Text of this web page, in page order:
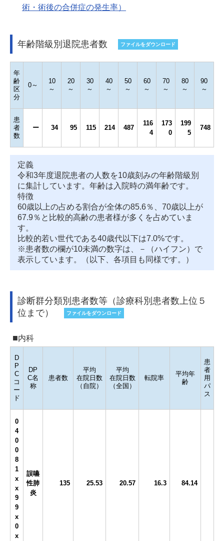
術・術後の合併症の発生率）
年齢階級別退院患者数 ファイルをダウンロード
年
齢
区
分
0～
10
～
20
～
30
～
40
～
50
～
60
～
70
～
80
～
90
～
患
者
数
ー 34 95 115 214 487
116
4
173
0
199
5
748
定義
令和3年度退院患者の人数を10歳刻みの年齢階級別
に集計しています。年齢は入院時の満年齢です。
特徴
60歳以上の占める割合が全体の85.6％、70歳以上が
67.9％と比較的高齢の患者様が多くを占めていま
す。
比較的若い世代である40歳代以下は7.0%です。
※患者数の欄が10未満の数字は、－（ハイフン）で
表示しています。（以下、各項目も同様です。）
診断群分類別患者数等（診療科別患者数上位５
位まで）
ファイルをダウンロード
内科
D
P
C
コ
ー
ド
DP
C名
称
患者数
平均
在院日数
（自院）
平均
在院日数
（全国）
転院率
平均年
齢
患
者
用
パ
ス
0
4
0
0
8
1
x
x
9
9
x
0
x
誤嚥
性肺
炎
135 25.53 20.57 16.3 84.14